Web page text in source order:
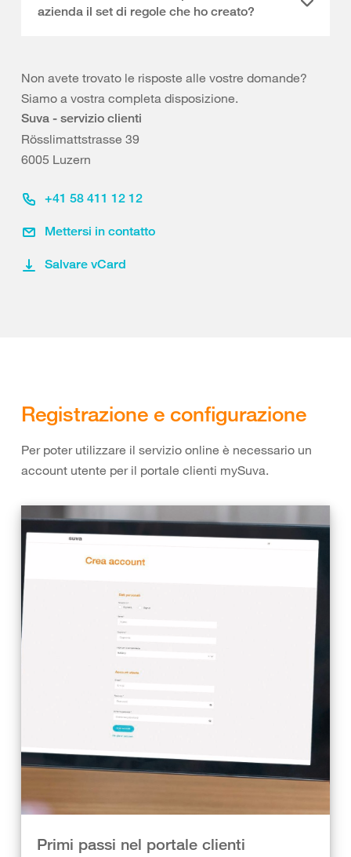
azienda il set di regole che ho creato?
Non avete trovato le risposte alle vostre domande?
Siamo a vostra completa disposizione.
Suva - servizio clienti
Rösslimattstrasse 39
6005 Luzern
+41 58 411 12 12
Mettersi in contatto
Salvare vCard
Registrazione e configurazione
Per poter utilizzare il servizio online è necessario un
account utente per il portale clienti mySuva.
Primi passi nel portale clienti